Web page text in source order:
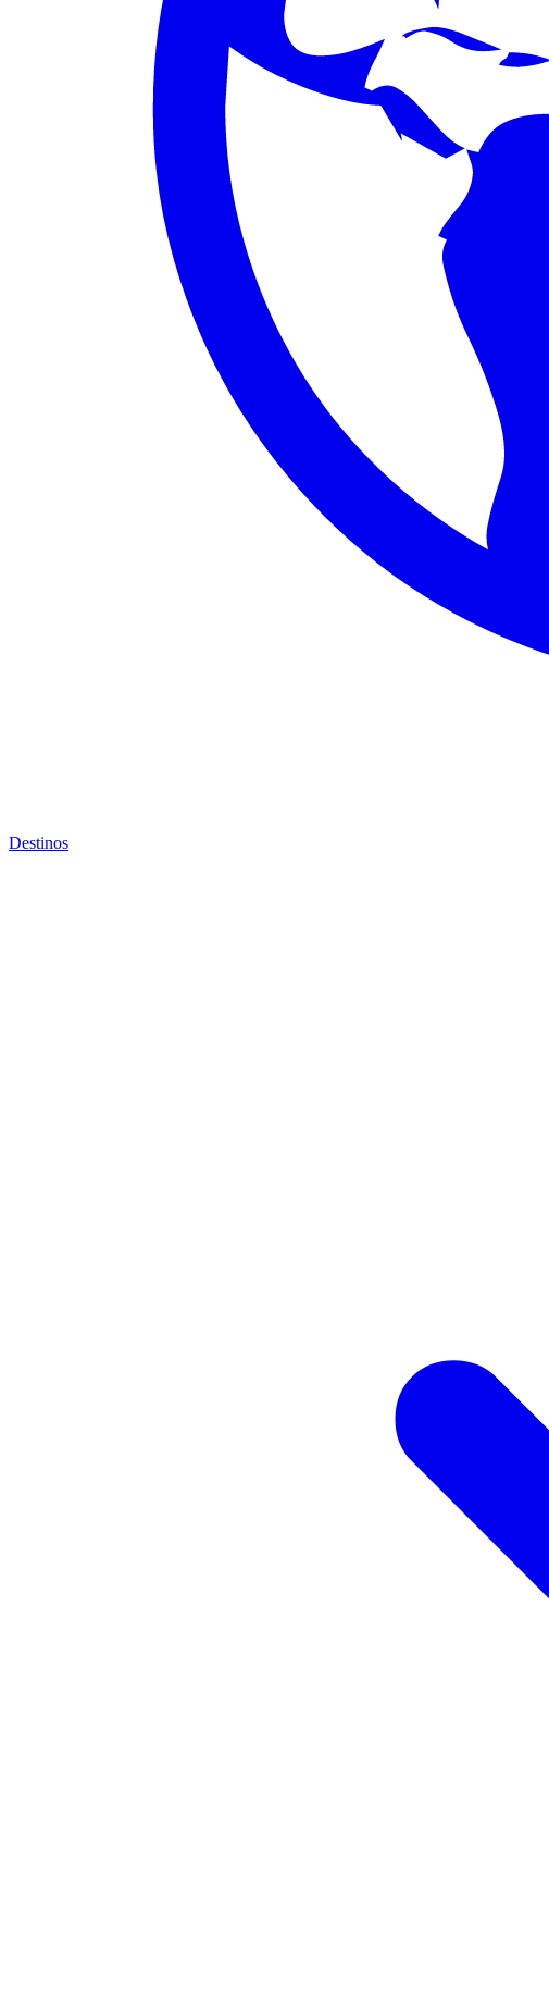
Destinos